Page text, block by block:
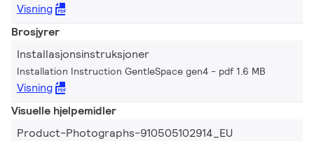
Visning
Brosjyrer
Installasjonsinstruksjoner
Installation Instruction GentleSpace gen4 pdf 1.6 MB
Visning
Visuelle hjelpemidler
Product-Photographs-910505102914_EU